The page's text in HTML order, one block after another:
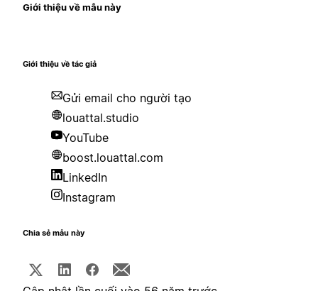
Giới thiệu về mẫu này
Giới thiệu về tác giả
Gửi email cho người tạo
louattal.studio
YouTube
boost.louattal.com
LinkedIn
Instagram
Chia sẻ mẫu này